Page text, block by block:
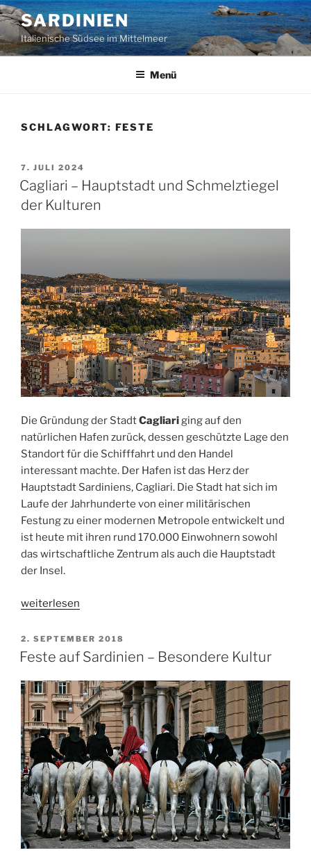
Zum
Inhalt
springen
SARDINIEN
Italienische Südsee im Mittelmeer
Menü
SCHLAGWORT: FESTE
VERÖFFENTLICHT
AM
7. JULI 2024
Cagliari – Hauptstadt und Schmelztiegel
der Kulturen
Die Gründung der StadtCagliariging auf den
natürlichen Hafen zurück, dessen geschützte Lage den
Standort für die Schifffahrt und den Handel
interessant machte. Der Hafen ist das Herz der
Hauptstadt Sardiniens, Cagliari. Die Stadt hat sich im
Laufe der Jahrhunderte von einer militärischen
Festung zu einer modernen Metropole entwickelt und
ist heute mit ihren rund 170.000 Einwohnern sowohl
das wirtschaftliche Zentrum als auch die Hauptstadt
der Insel.
„Cagliari
Hauptstadt
und
der
Kulturen“
weiterlesen
VERÖFFENTLICHT
AM
2. SEPTEMBER 2018
Feste auf Sardinien – Besondere Kultur